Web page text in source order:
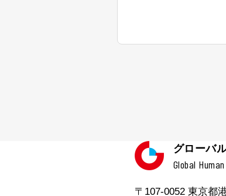
グローバ
Global
〒107-0052 東京都